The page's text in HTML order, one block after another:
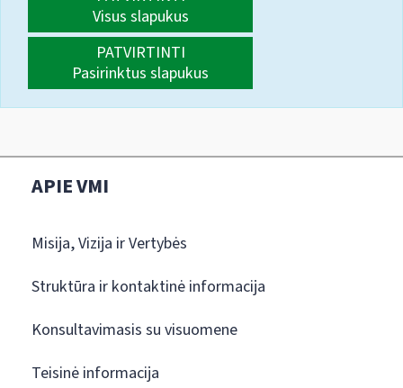
Visus slapukus
PATVIRTINTI
Pasirinktus slapukus
APIE VMI
Misija, Vizija ir Vertybės
Struktūra ir kontaktinė informacija
Konsultavimasis su visuomene
Teisinė informacija